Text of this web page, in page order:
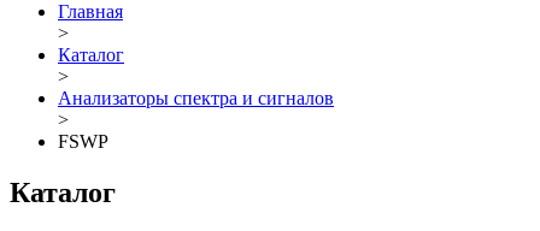
Главная
>
Каталог
>
Анализаторы спектра и сигналов
>
FSWP
Каталог